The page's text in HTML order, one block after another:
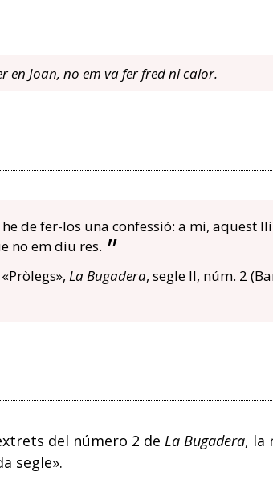
en Joan, no em va fer fred ni calor.
de fer-los una confessió: a mi, aquest
no em diu res.
«Pròlegs», La Bugadera, segle II, núm. 2
del número 2 de La Bugadera, la
segle».